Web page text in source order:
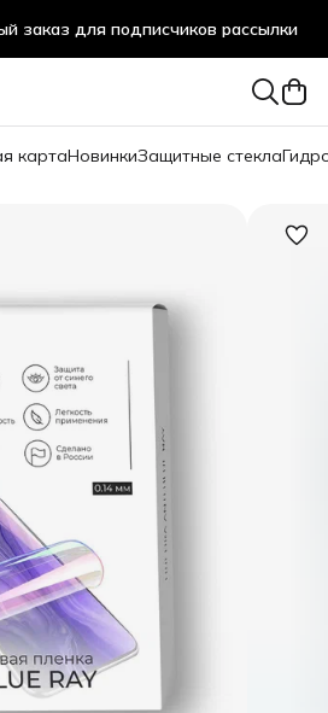
заказ для подписчиков рассылки
картаНовинкиЗащитные стекла